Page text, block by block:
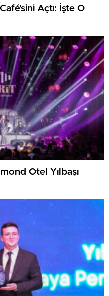
Açtı: İşte O
Otel Yılbaşı